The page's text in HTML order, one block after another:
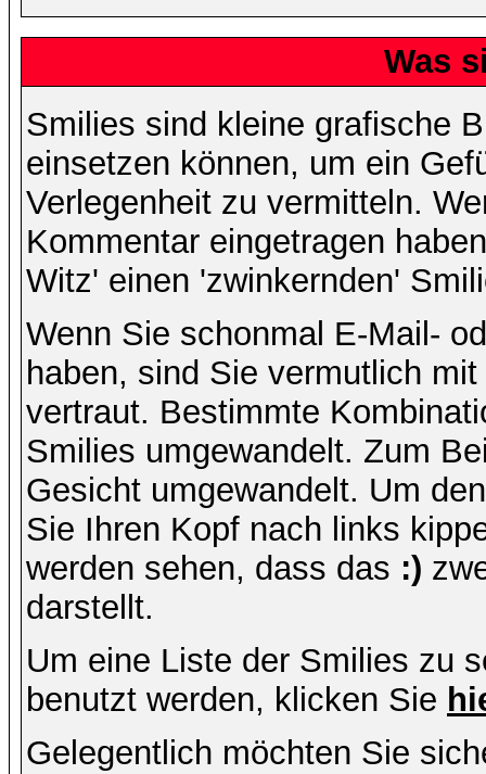
Was
Smilies sind kleine grafische
einsetzen können, um ein
Verlegenheit zu vermitteln.
Kommentar eingetragen
Witz' einen 'zwinkernden'
Wenn Sie schonmal E-Mail-
haben, sind Sie vermutlich
vertraut. Bestimmte
Smilies umgewandelt. Zum
Gesicht umgewandelt. Um
Sie Ihren Kopf nach links
werden sehen, dass das :)
darstellt.
Um eine Liste der Smilies zu
benutzt werden, klicken Sie
Gelegentlich möchten Sie